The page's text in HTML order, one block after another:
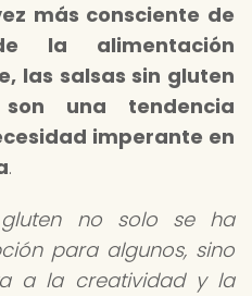
más consciente de
la alimentación
las salsas sin gluten
una tendencia
imperante en
.
no solo se ha
para algunos, sino
a la creatividad y la